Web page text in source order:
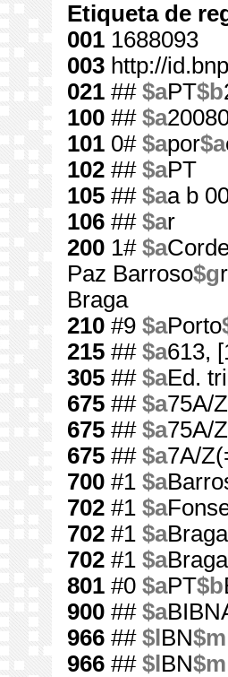
Etiqueta de
0011688093
003http://
021## $aPT$b
100## $a
1010# $apor$a
102## $aPT
105## $aa b
106## $ar
2001# $a
Paz Barroso$g
Braga
210#9 $aPorto
215## $a613,
305## $aEd.
675## $a75A/
675## $a75A/
675## $a7A/
700#1 $a
702#1 $a
702#1 $a
702#1 $a
801#0 $aPT$b
900## $a
966## $l BN$m
966## $l BN$m